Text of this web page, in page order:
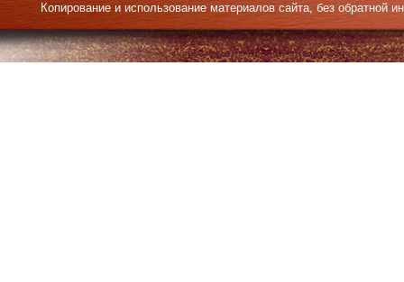
Копирование и использование материалов сайта, без обратной